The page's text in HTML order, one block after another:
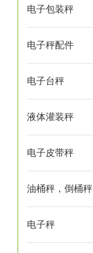
电子包装秤
电子秤配件
电子台秤
液体灌装秤
电子皮带秤
油桶秤，倒桶秤
电子秤